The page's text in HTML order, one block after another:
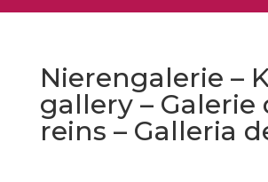
Nierengalerie –
gallery – Galerie
reins – Galleria